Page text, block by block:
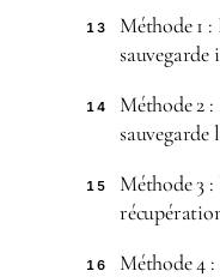
13
Méthode 1
sauvegarde
14
Méthode 2
sauvegarde
15
Méthode 3
16
Méthode 4